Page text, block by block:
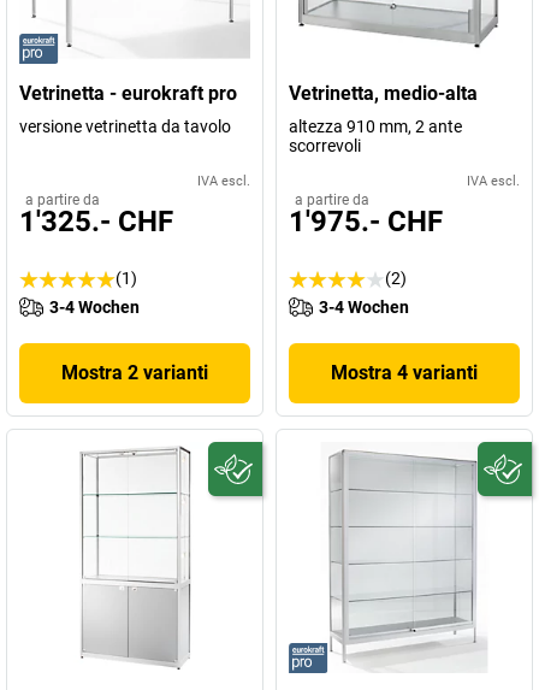
Vetrinetta - eurokraft pro
versione vetrinetta da tavolo
IVA escl.
a partire da
1'325.- CHF
(1)
3-4 Wochen
Mostra 2 varianti
Vetrinetta, medio-alta
altezza 910 mm, 2 ante
scorrevoli
IVA escl.
a partire da
1'975.- CHF
(2)
3-4 Wochen
Mostra 4 varianti